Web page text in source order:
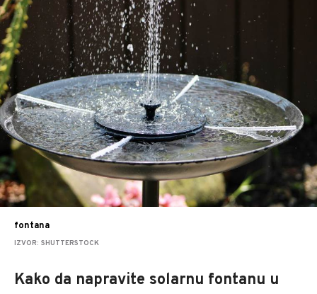
fontana
IZVOR: SHUTTERSTOCK
Kako da napravite solarnu fontanu u